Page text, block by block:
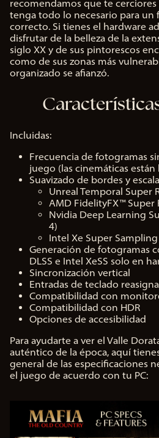
recomendamos que te
tenga todo lo necesario para
correcto. Si tienes el hardware
disfrutar de la belleza de la
siglo XX y de sus pintorescos
como de sus zonas más
organizado se afianzó.
Incluidas:
Frecuencia de fotogramas
juego (las cinemáticas están
Suavizado de bordes y
Unreal Temporal Super
AMD FidelityFX™Super
Nvidia Deep Learning
4)
Intel Xe Super Sampling
Generación de fotogramas
DLSS e Intel XeSS solo en
Sincronización vertical
Entradas de teclado
Compatibilidad con
Compatibilidad con HDR
Opciones de accesibilidad
Para ayudarte a ver el Valle
auténtico de la época, aquí
general de las especificaciones
el juego de acuerdo con tu PC: